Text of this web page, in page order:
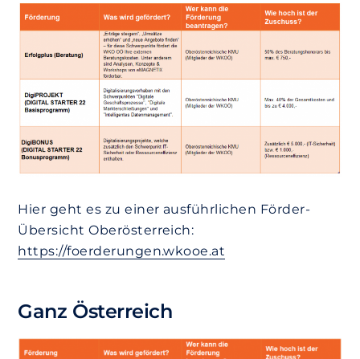
Hier geht es zu einer ausführlichen Förder-
Übersicht Oberösterreich:
https://foerderungen.wkooe.at
Ganz Österreich